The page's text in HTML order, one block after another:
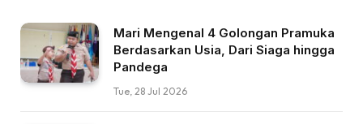
Mari Mengenal 4 Golongan Pramuka
Berdasarkan Usia, Dari Siaga hingga
Pandega
Tue, 28 Jul 2026